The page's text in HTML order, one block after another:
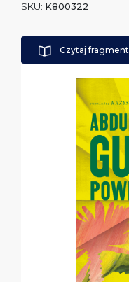
SKU: K800322
Czytaj fragment